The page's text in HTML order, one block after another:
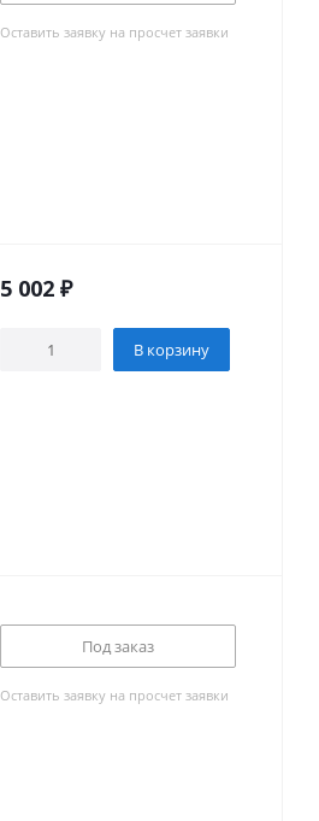
Оставить заявку на просчет заявки
5 002 ₽
В корзину
Под заказ
Оставить заявку на просчет заявки